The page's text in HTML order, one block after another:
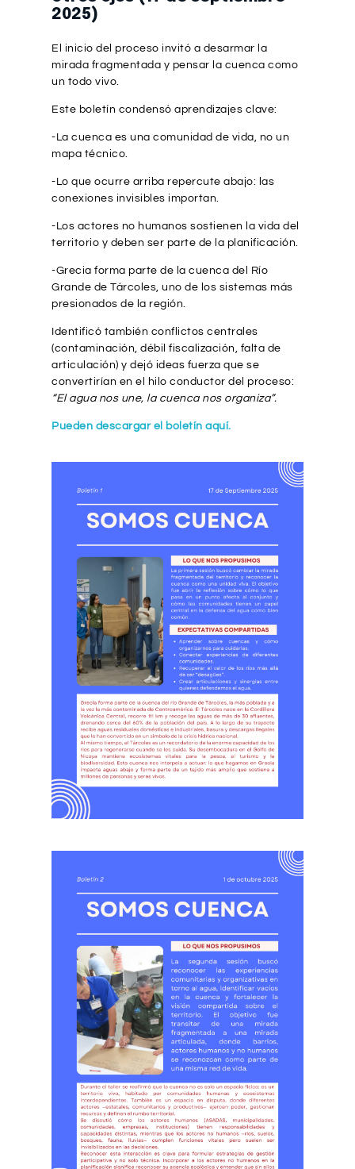
2025)
El inicio del proceso invitó a desarmar la
mirada fragmentada y pensar la cuenca como
un todo vivo.
Este boletín condensó aprendizajes clave:
-La cuenca es una comunidad de vida, no un
mapa técnico.
-Lo que ocurre arriba repercute abajo: las
conexiones invisibles importan.
-Los actores no humanos sostienen la vida del
territorio y deben ser parte de la planificación.
-Grecia forma parte de la cuenca del Río
Grande de Tárcoles, uno de los sistemas más
presionados de la región.
Identificó también conflictos centrales
(contaminación, débil fiscalización, falta de
articulación) y dejó ideas fuerza que se
convertirían en el hilo conductor del proceso:
“El agua nos une, la cuenca nos organiza”.
Pueden descargar el boletín aquí.